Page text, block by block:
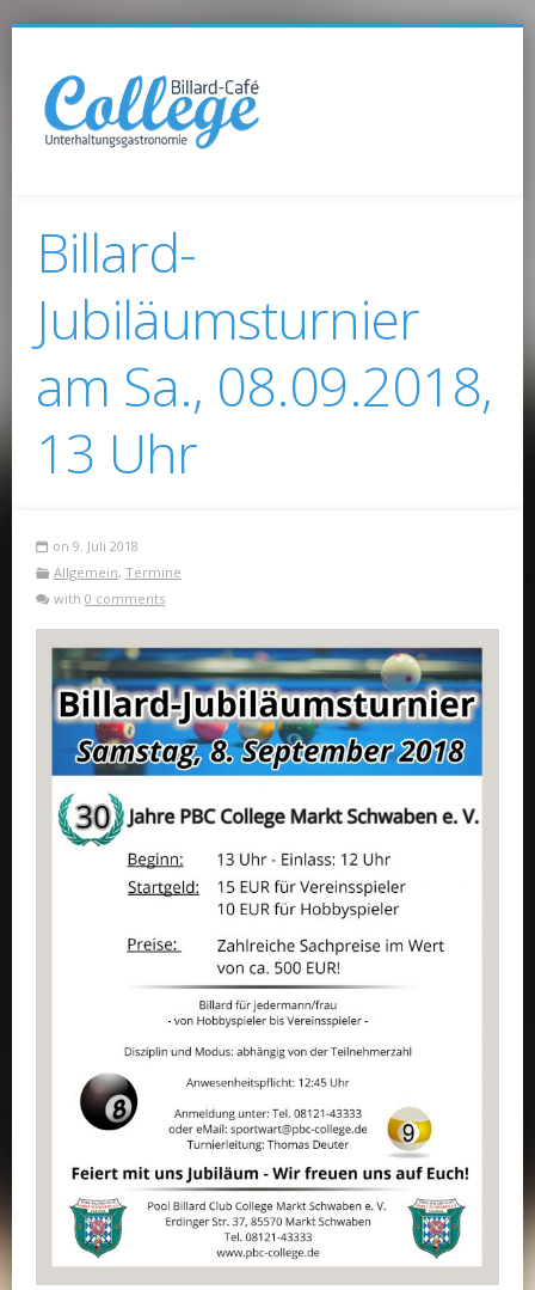
Billard-
Jubiläumsturnier
am Sa., 08.09.2018,
13 Uhr
on 9. Juli 2018
Allgemein, Termine
with 0 comments